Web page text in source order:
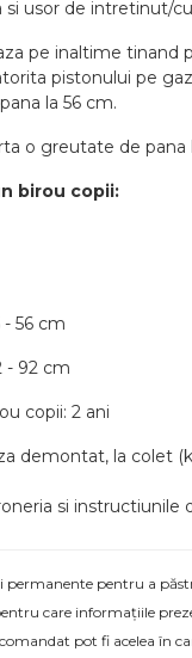
si usor de intretinut/
pe inaltime tinand
pistonului pe
la 56 cm.
o greutate de pana
birou copii:
56 cm
- 92 cm
copii: 2 ani
demontat, la colet
si instructiunile
permanente pentru a
care informațiile
pot fi acelea în